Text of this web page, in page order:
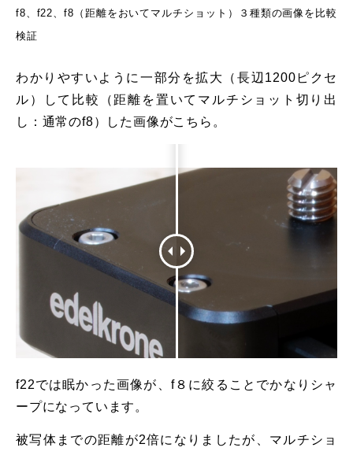
f8、f22、f8（距離をおいてマルチショット）３種類の画像を比較
検証
わかりやすいように一部分を拡大（長辺1200ピクセ
ル）して比較（距離を置いてマルチショット切り出
し：通常のf8）した画像がこちら。
f22では眠かった画像が、f８に絞ることでかなりシャ
ープになっています。
被写体までの距離が2倍になりましたが、マルチショ